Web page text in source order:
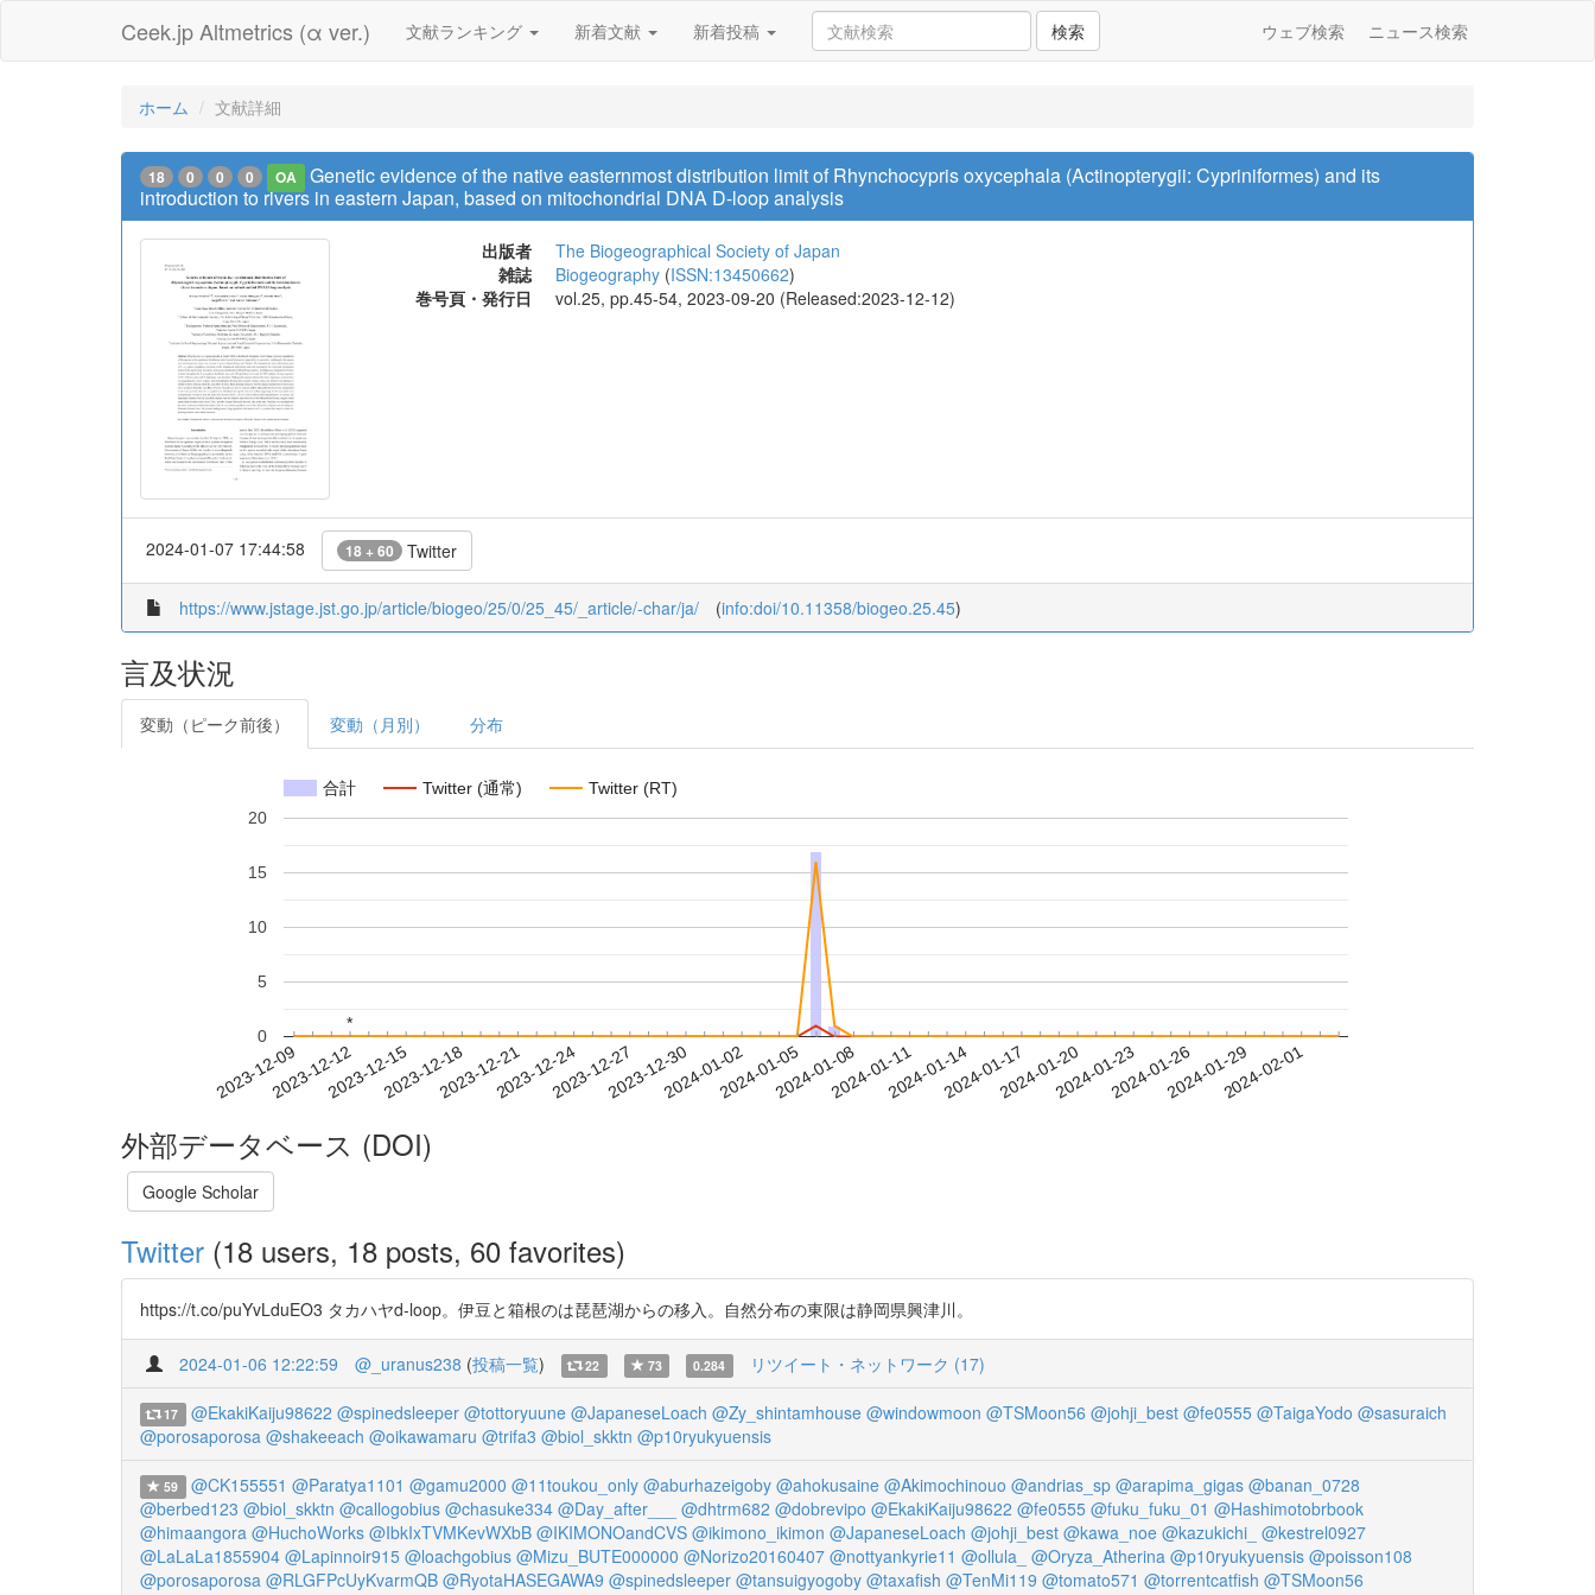
Ceek.jp Altmetrics (α ver.) 文献ランキング 新着文献 新着投稿 検索 ウェブ検索 ニュース検索
ホーム 文献詳細
18 0 0 0 OA
Genetic evidence of the native easternmost distribution limit of Rhynchocypris oxycephala (Actinopterygii: Cypriniformes) and its
introduction to rivers in eastern Japan, based on mitochondrial DNA D-loop analysis
出版者
The Biogeographical Society of Japan
雑誌
Biogeography (ISSN:13450662)
巻号頁・発行日
vol.25, pp.45-54, 2023-09-20 (Released:2023-12-12)
2024-01-07 17:44:58 18 + 60 Twitter
https://www.jstage.jst.go.jp/article/biogeo/25/0/25_45/_article/-char/ja/ (info:doi/10.11358/biogeo.25.45)
言及状況
変動（ピーク前後） 変動（月別） 分布
合計 Twitter (通常) Twitter (RT)
2023-12-092023-12-122023-12-152023-12-182023-12-212023-12-242023-12-272023-12-302024-01-022024-01-052024-01-082024-01-112024-01-142024-01-172024-01-202024-01-232024-01-262024-01-292024-02-01
0
5
10
15
20
*
*
外部データベース (DOI)
Google Scholar
Twitter (18 users, 18 posts, 60 favorites)
https://t.co/puYvLduEO3 タカハヤd-loop。伊豆と箱根のは琵琶湖からの移入。自然分布の東限は静岡県興津川。
2024-01-06 12:22:59 @_uranus238 (投稿一覧) 22 73 0.284 リツイート・ネットワーク (17)
17 @EkakiKaiju98622 @spinedsleeper @tottoryuune @JapaneseLoach @Zy_shintamhouse @windowmoon @TSMoon56 @johji_best @fe0555 @TaigaYodo @sasuraich
@porosaporosa @shakeeach @oikawamaru @trifa3 @biol_skktn @p10ryukyuensis
59 @CK155551 @Paratya1101 @gamu2000 @11toukou_only @aburhazeigoby @ahokusaine @Akimochinouo @andrias_sp @arapima_gigas @banan_0728
@berbed123 @biol_skktn @callogobius @chasuke334 @Day_after___ @dhtrm682 @dobrevipo @EkakiKaiju98622 @fe0555 @fuku_fuku_01 @Hashimotobrbook
@himaangora @HuchoWorks @IbkIxTVMKevWXbB @IKIMONOandCVS @ikimono_ikimon @JapaneseLoach @johji_best @kawa_noe @kazukichi_ @kestrel0927
@LaLaLa1855904 @Lapinnoir915 @loachgobius @Mizu_BUTE000000 @Norizo20160407 @nottyankyrie11 @ollula_ @Oryza_Atherina @p10ryukyuensis @poisson108
@porosaporosa @RLGFPcUyKvarmQB @RyotaHASEGAWA9 @spinedsleeper @tansuigyogoby @taxafish @TenMi119 @tomato571 @torrentcatfish @TSMoon56